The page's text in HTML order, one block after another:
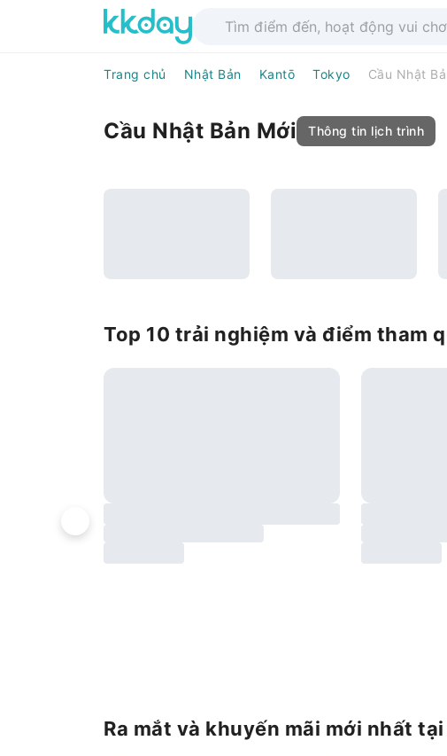
Trang chủ Nhật Bản Kantō Tokyo Cầu Nhật
Cầu Nhật Bản Mới Thông tin lịch trình
Top 10 trải nghiệm và điểm tham
Ra mắt và khuyến mãi mới nhất